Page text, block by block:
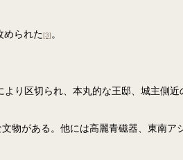
められた[3] 。
り区切られ、本丸的な王邸、城主側
がある。他には高麗青磁器、東南